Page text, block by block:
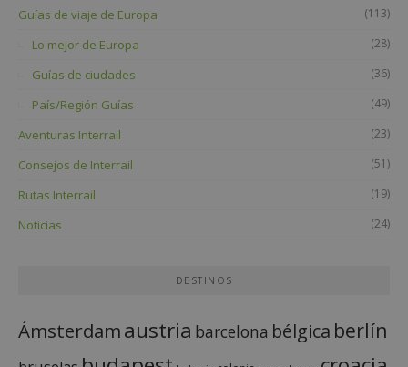
Guías de viaje de Europa (113)
Lo mejor de Europa (28)
Guías de ciudades (36)
País/Región Guías (49)
Aventuras Interrail (23)
Consejos de Interrail (51)
Rutas Interrail (19)
Noticias (24)
DESTINOS
Ámsterdamaustria barcelona bélgica berlín